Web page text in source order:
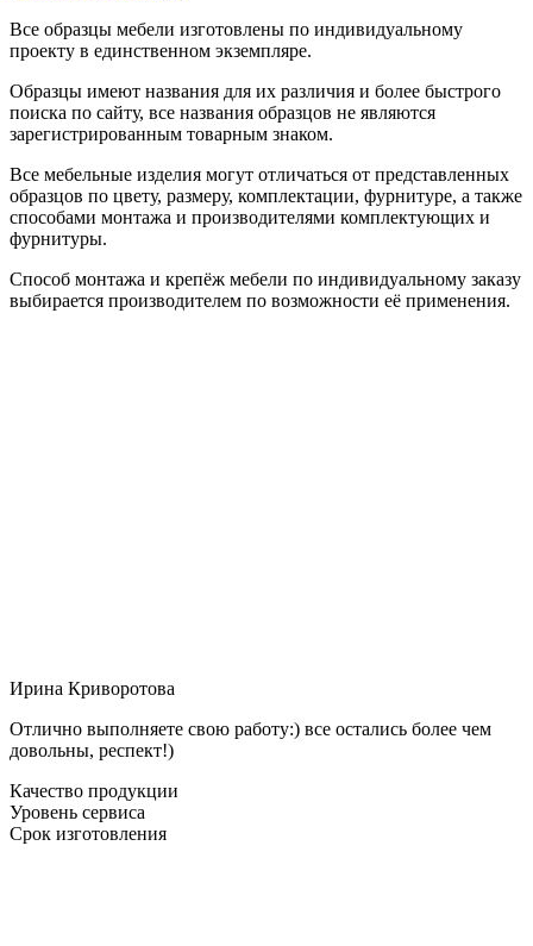
Все образцы мебели изготовлены по индивидуальному
проекту в единственном экземпляре.
Образцы имеют названия для их различия и более быстрого
поиска по сайту, все названия образцов не являются
зарегистрированным товарным знаком.
Все мебельные изделия могут отличаться от представленных
образцов по цвету, размеру, комплектации, фурнитуре, а также
способами монтажа и производителями комплектующих и
фурнитуры.
Способ монтажа и крепёж мебели по индивидуальному заказу
выбирается производителем по возможности её применения.
Ирина Криворотова
Отлично выполняете свою работу:) все остались более чем
довольны, респект!)
Качество продукции
Уровень сервиса
Срок изготовления